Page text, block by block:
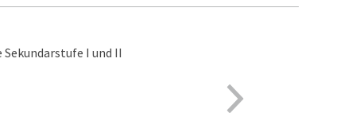
I und II